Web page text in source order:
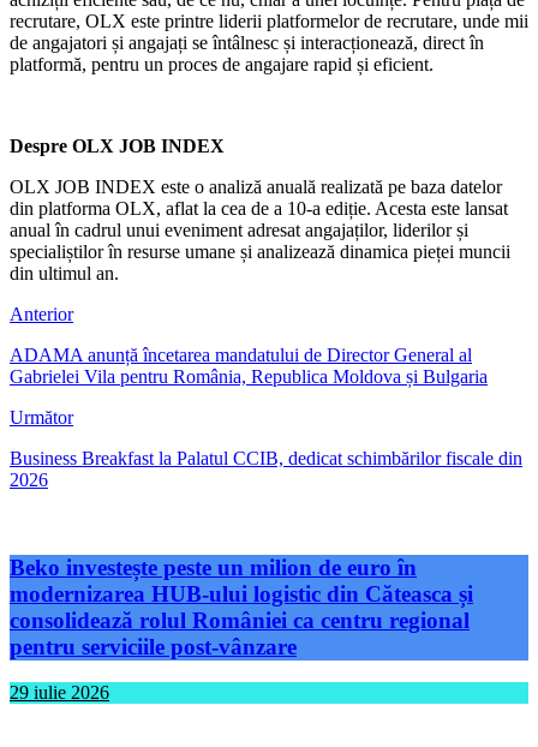
recrutare, OLX este printre liderii platformelor de recrutare, unde mii
de angajatori și angajați se întâlnesc și interacționează, direct în
platformă, pentru un proces de angajare rapid și eficient.
Despre OLX JOB INDEX
OLX JOB INDEX este o analiză anuală realizată pe baza datelor
din platforma OLX, aflat la cea de a 10-a ediție. Acesta este lansat
anual în cadrul unui eveniment adresat angajaților, liderilor și
specialiștilor în resurse umane și analizează dinamica pieței muncii
din ultimul an.
Anterior
ADAMA anunță încetarea mandatului de Director General al
Gabrielei Vila pentru România, Republica Moldova și Bulgaria
Următor
Business Breakfast la Palatul CCIB, dedicat schimbărilor fiscale din
2026
Beko investește peste un milion de euro în
modernizarea HUB-ului logistic din Căteasca și
consolidează rolul României ca centru regional
pentru serviciile post-vânzare
29 iulie 2026